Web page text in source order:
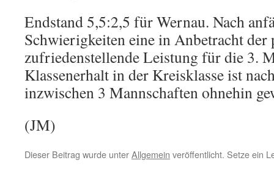
Endstand 5,5:2,5 für Wernau. Nach
Schwierigkeiten eine in Anbetracht der
zufriedenstellende Leistung für die 3.
Klassenerhalt in der Kreisklasse ist
inzwischen 3 Mannschaften ohnehin
(JM)
Dieser Beitrag wurde unterAllgemein veröffentlicht. Setze ein